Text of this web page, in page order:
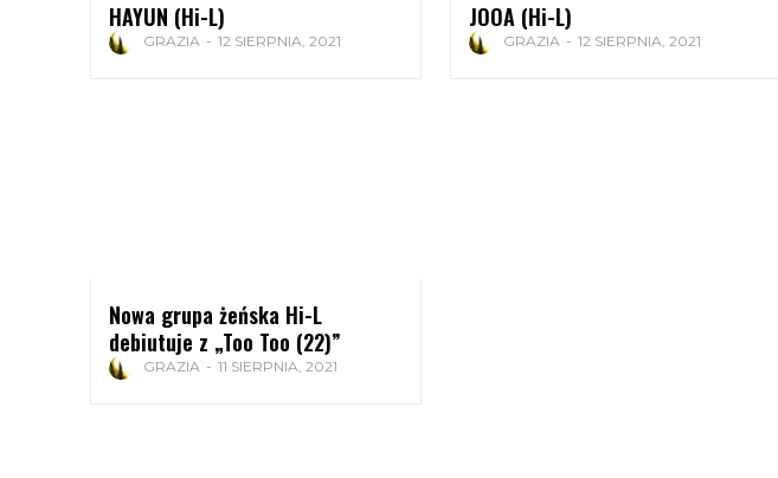
HAYUN (Hi-L)
GRAZIA - 12 SIERPNIA, 2021
JOOA (Hi-L)
GRAZIA - 12 SIERPNIA, 2021
Nowa grupa żeńska Hi-L
debiutuje z „Too Too (22)”
GRAZIA - 11 SIERPNIA, 2021